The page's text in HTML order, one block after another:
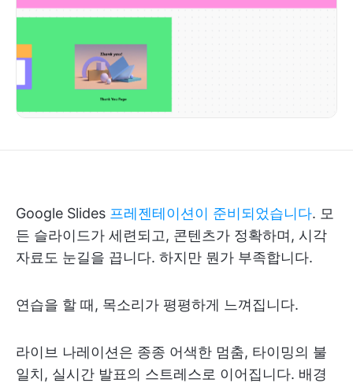
Google Slides 프레젠테이션이 준비되었습니다. 모
든 슬라이드가 세련되고, 콘텐츠가 정확하며, 시각
자료도 눈길을 끕니다. 하지만 뭔가 부족합니다.
연습을 할 때, 목소리가 평평하게 느껴집니다.
라이브 나레이션은 종종 어색한 멈춤, 타이밍의 불
일치, 실시간 발표의 스트레스로 이어집니다. 배경